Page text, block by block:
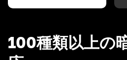
100種類以上の